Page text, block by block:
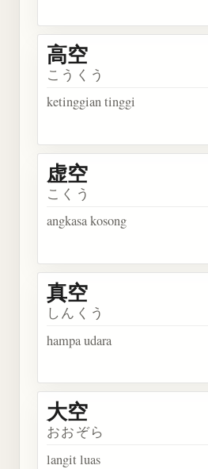
高空
こうくう
ketinggian tinggi
虚空
こくう
angkasa kosong
真空
しんくう
hampa udara
大空
おおぞら
langit luas